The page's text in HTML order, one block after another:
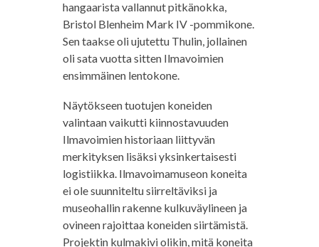
hangaarista vallannut pitkänokka,
Bristol Blenheim Mark IV -pommikone.
Sen taakse oli ujutettu Thulin, jollainen
oli sata vuotta sitten Ilmavoimien
ensimmäinen lentokone.
Näytökseen tuotujen koneiden
valintaan vaikutti kiinnostavuuden
Ilmavoimien historiaan liittyvän
merkityksen lisäksi yksinkertaisesti
logistiikka. Ilmavoimamuseon koneita
ei ole suunniteltu siirreltäviksi ja
museohallin rakenne kulkuväylineen ja
ovineen rajoittaa koneiden siirtämistä.
Projektin kulmakivi olikin, mitä koneita